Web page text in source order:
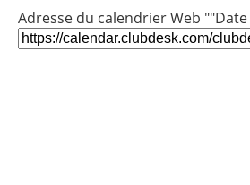
Adresse du calendrier Web